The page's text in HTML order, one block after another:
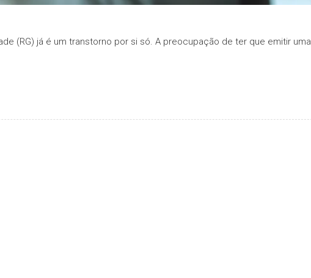
(RG) já é um transtorno por si só. A preocupação de ter que emitir uma